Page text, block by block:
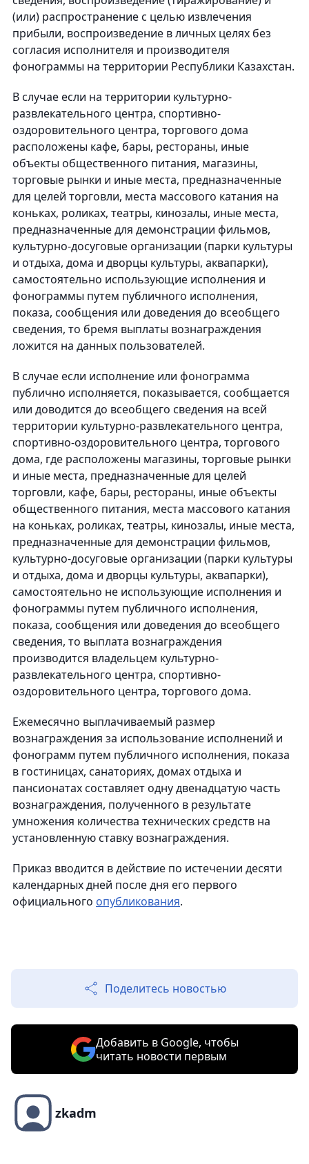
(или) распространение с целью извлечения
прибыли, воспроизведение в личных целях без
согласия исполнителя и производителя
фонограммы на территории Республики Казахстан.
В случае если на территории культурно-
развлекательного центра, спортивно-
оздоровительного центра, торгового дома
расположены кафе, бары, рестораны, иные
объекты общественного питания, магазины,
торговые рынки и иные места, предназначенные
для целей торговли, места массового катания на
коньках, роликах, театры, кинозалы, иные места,
предназначенные для демонстрации фильмов,
культурно-досуговые организации (парки культуры
и отдыха, дома и дворцы культуры, аквапарки),
самостоятельно использующие исполнения и
фонограммы путем публичного исполнения,
показа, сообщения или доведения до всеобщего
сведения, то бремя выплаты вознаграждения
ложится на данных пользователей.
В случае если исполнение или фонограмма
публично исполняется, показывается, сообщается
или доводится до всеобщего сведения на всей
территории культурно-развлекательного центра,
спортивно-оздоровительного центра, торгового
дома, где расположены магазины, торговые рынки
и иные места, предназначенные для целей
торговли, кафе, бары, рестораны, иные объекты
общественного питания, места массового катания
на коньках, роликах, театры, кинозалы, иные места,
предназначенные для демонстрации фильмов,
культурно-досуговые организации (парки культуры
и отдыха, дома и дворцы культуры, аквапарки),
самостоятельно не использующие исполнения и
фонограммы путем публичного исполнения,
показа, сообщения или доведения до всеобщего
сведения, то выплата вознаграждения
производится владельцем культурно-
развлекательного центра, спортивно-
оздоровительного центра, торгового дома.
Ежемесячно выплачиваемый размер
вознаграждения за использование исполнений и
фонограмм путем публичного исполнения, показа
в гостиницах, санаториях, домах отдыха и
пансионатах составляет одну двенадцатую часть
вознаграждения, полученного в результате
умножения количества технических средств на
установленную ставку вознаграждения.
Приказ вводится в действие по истечении десяти
календарных дней после дня его первого
официального опубликования.
Поделитесь новостью
Добавить в Google, чтобы
читать новости первым
zkadm